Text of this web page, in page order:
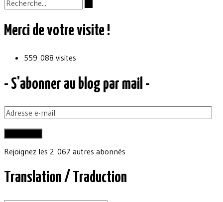
Merci de votre visite !
559 088 visites
- S'abonner au blog par mail -
Adresse
e-
mail
Rejoignez les 2 067 autres abonnés
Translation / Traduction